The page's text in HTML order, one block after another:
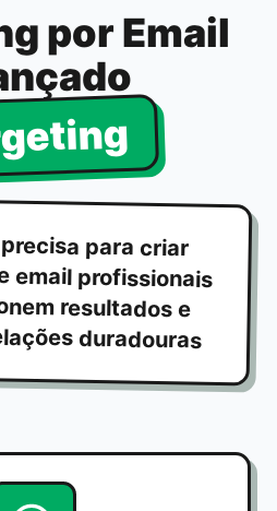
por Email
para criar
email profissionais
resultados e
duradouras